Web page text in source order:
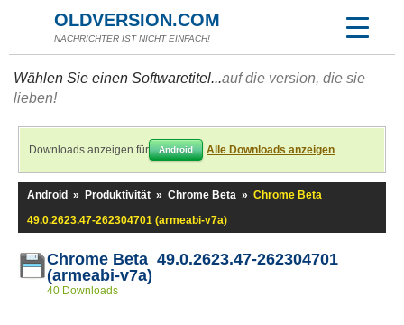
OLDVERSION.COM
NACHRICHTER IST NICHT EINFACH!
Wählen Sie einen Softwaretitel...auf die version, die sie
lieben!
Downloads anzeigen für Android Alle Downloads anzeigen
Android » Produktivität » Chrome Beta » Chrome Beta
49.0.2623.47-262304701 (armeabi-v7a)
Chrome Beta 49.0.2623.47-262304701
(armeabi-v7a)
40 Downloads